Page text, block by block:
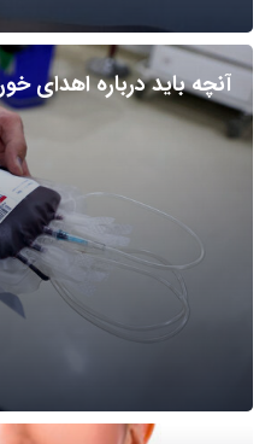
آنچه باید درباره اهدای